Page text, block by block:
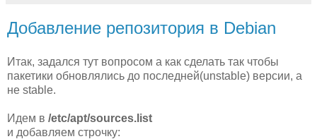
Добавление репозитория в Debian
Итак, задался тут вопросом а как сделать так чтобы
пакетики обновлялись до последней(unstable) версии, а
не stable.
Идем в /etc/apt/sources.list
и добавляем строчку: